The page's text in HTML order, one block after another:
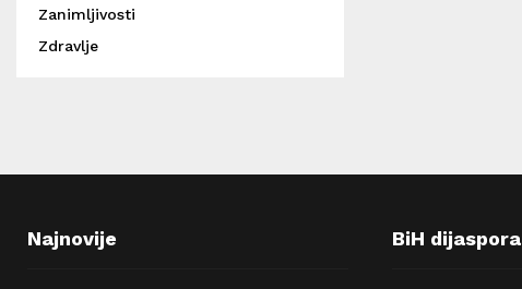
Zanimljivosti
Zdravlje
Najnovije BiH dijaspora